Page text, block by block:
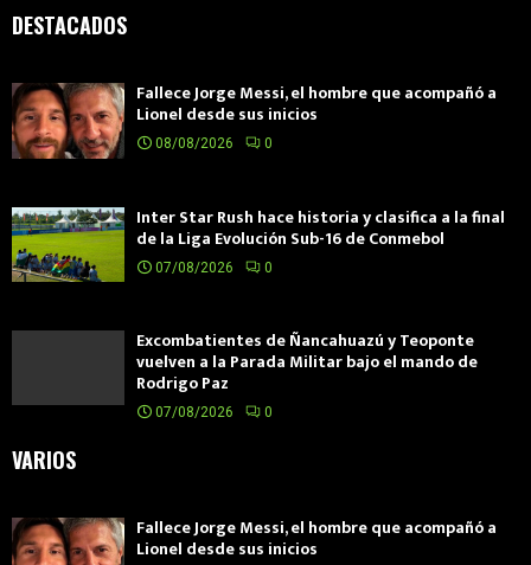
DESTACADOS
Fallece Jorge Messi, el hombre que acompañó a
Lionel desde sus inicios
08/08/2026 0
Inter Star Rush hace historia y clasifica a la final
de la Liga Evolución Sub-16 de Conmebol
07/08/2026 0
Excombatientes de Ñancahuazú y Teoponte
vuelven a la Parada Militar bajo el mando de
Rodrigo Paz
07/08/2026 0
VARIOS
Fallece Jorge Messi, el hombre que acompañó a
Lionel desde sus inicios